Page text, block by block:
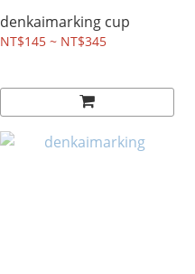
denkaimarking cup
NT$145 ~ NT$345